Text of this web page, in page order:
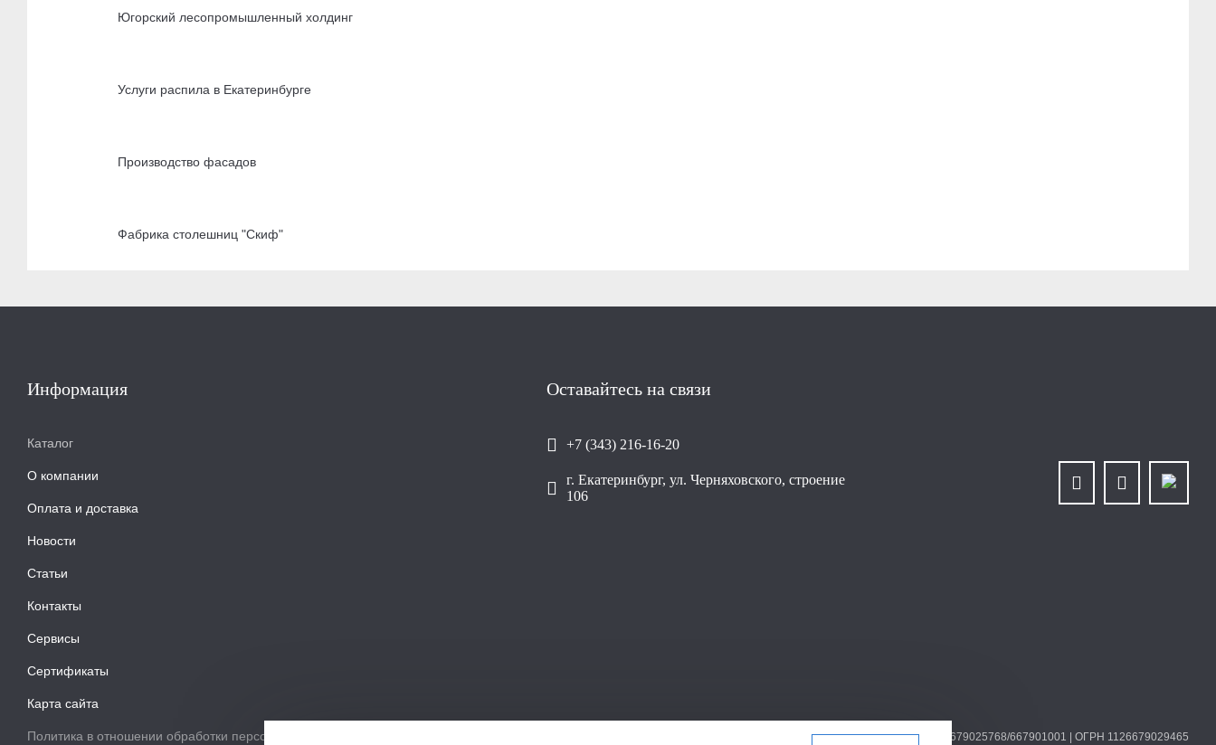
Югорский лесопромышленный холдинг
Услуги распила в Екатеринбурге
Производство фасадов
Фабрика столешниц "Скиф"
Информация
Каталог
О компании
Оплата и доставка
Новости
Статьи
Контакты
Сервисы
Сертификаты
Карта сайта
Политика в отношении обработки персональных данных
Оставайтесь на связи
+7 (343) 216-16-20
г. Екатеринбург, ул. Черняховского, строение
106
ООО «Уралплит» | ИНН/КПП 6679025768/667901001 | ОГРН 1126679029465